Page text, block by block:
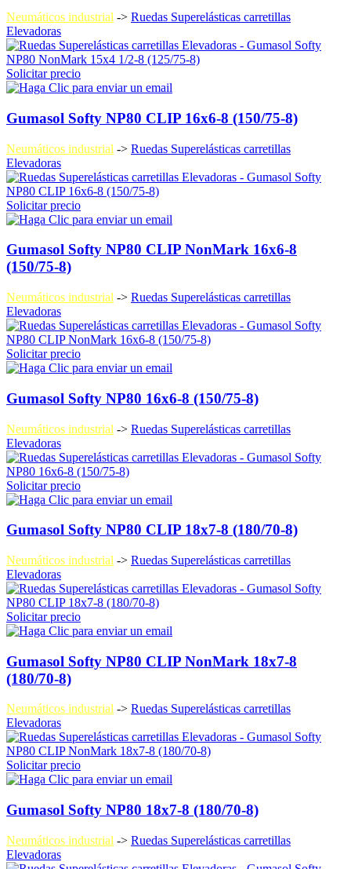
Neumáticos industrial -> Ruedas Superelásticas carretillas
Elevadoras
Solicitar precio
Gumasol Softy NP80 CLIP 16x6-8 (150/75-8)
Neumáticos industrial -> Ruedas Superelásticas carretillas
Elevadoras
Solicitar precio
Gumasol Softy NP80 CLIP NonMark 16x6-8
(150/75-8)
Neumáticos industrial -> Ruedas Superelásticas carretillas
Elevadoras
Solicitar precio
Gumasol Softy NP80 16x6-8 (150/75-8)
Neumáticos industrial -> Ruedas Superelásticas carretillas
Elevadoras
Solicitar precio
Gumasol Softy NP80 CLIP 18x7-8 (180/70-8)
Neumáticos industrial -> Ruedas Superelásticas carretillas
Elevadoras
Solicitar precio
Gumasol Softy NP80 CLIP NonMark 18x7-8
(180/70-8)
Neumáticos industrial -> Ruedas Superelásticas carretillas
Elevadoras
Solicitar precio
Gumasol Softy NP80 18x7-8 (180/70-8)
Neumáticos industrial -> Ruedas Superelásticas carretillas
Elevadoras